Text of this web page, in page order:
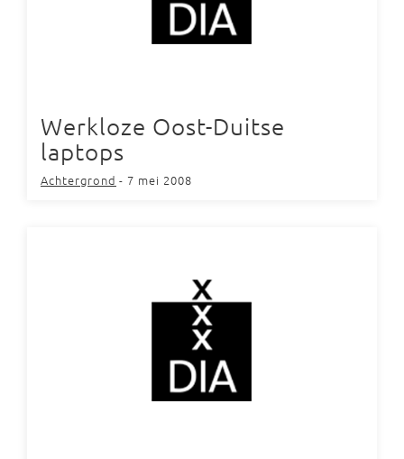
Werkloze Oost-Duitse
laptops
Achtergrond - 7 mei 2008